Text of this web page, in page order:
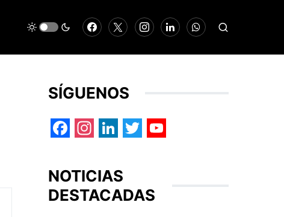
SÍGUENOS
NOTICIAS
DESTACADAS